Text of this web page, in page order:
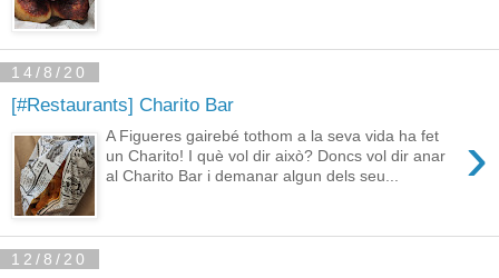
14/8/20
[#Restaurants] Charito Bar
›
A Figueres gairebé tothom a la seva vida ha fet
un Charito! I què vol dir això? Doncs vol dir anar
al Charito Bar i demanar algun dels seu...
12/8/20